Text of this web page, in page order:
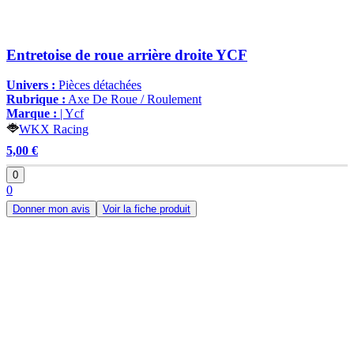
Entretoise de roue arrière droite YCF
Univers : Pièces détachées
Rubrique : Axe De Roue / Roulement
Marque : | Ycf
WKX Racing
5,00 €
0
0
Donner mon avis Voir la fiche produit